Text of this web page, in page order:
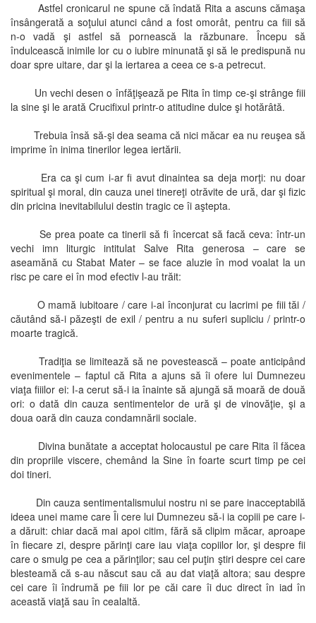
Astfel cronicarul ne spune că îndată Rita a ascuns cămaşa
însângerată a soţului atunci când a fost omorât, pentru ca fiii să
n-o vadă şi astfel să pornească la răzbunare. Începu să
îndulcească inimile lor cu o iubire minunată şi să le predispună nu
doar spre uitare, dar şi la iertarea a ceea ce s-a petrecut.
Un vechi desen o înfăţişează pe Rita în timp ce-şi strânge fiii
la sine şi le arată Crucifixul printr-o atitudine dulce şi hotărâtă.
Trebuia însă să-şi dea seama că nici măcar ea nu reuşea să
imprime în inima tinerilor legea iertării.
Era ca şi cum i-ar fi avut dinaintea sa deja morţi: nu doar
spiritual şi moral, din cauza unei tinereţi otrăvite de ură, dar şi fizic
din pricina inevitabilului destin tragic ce îi aştepta.
Se prea poate ca tinerii să fi încercat să facă ceva: într-un
vechi imn liturgic intitulat Salve Rita generosa – care se
aseamănă cu Stabat Mater – se face aluzie în mod voalat la un
risc pe care ei în mod efectiv l-au trăit:
O mamă iubitoare / care i-ai înconjurat cu lacrimi pe fiii tăi /
căutând să-i păzeşti de exil / pentru a nu suferi supliciu / printr-o
moarte tragică.
Tradiţia se limitează să ne povestească – poate anticipând
evenimentele – faptul că Rita a ajuns să îi ofere lui Dumnezeu
viaţa fiiilor ei: I-a cerut să-i ia înainte să ajungă să moară de două
ori: o dată din cauza sentimentelor de ură şi de vinovăţie, şi a
doua oară din cauza condamnării sociale.
Divina bunătate a acceptat holocaustul pe care Rita îl făcea
din propriile viscere, chemând la Sine în foarte scurt timp pe cei
doi tineri.
Din cauza sentimentalismului nostru ni se pare inacceptabilă
ideea unei mame care Îi cere lui Dumnezeu să-i ia copiii pe care i-
a dăruit: chiar dacă mai apoi citim, fără să clipim măcar, aproape
în fiecare zi, despre părinţi care iau viaţa copiilor lor, şi despre fii
care o smulg pe cea a părinţilor; sau cel puţin ştiri despre cei care
blesteamă că s-au născut sau că au dat viaţă altora; sau despre
cei care îi îndrumă pe fiii lor pe căi care îi duc direct în iad în
această viaţă sau în cealaltă.